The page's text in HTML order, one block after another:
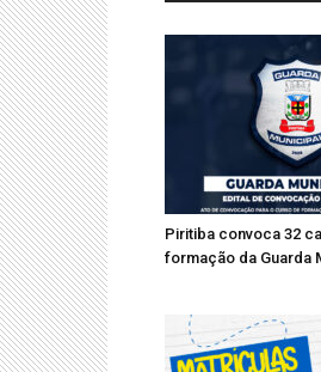
Piritiba convoca 32
formação da Guarda